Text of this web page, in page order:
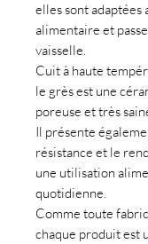
elles sont adaptées
alimentaire et
vaisselle.
Cuit à haute
le grès est une
poreuse et très
Il présente
résistance et le
une utilisation
quotidienne.
Comme toute
chaque produit est